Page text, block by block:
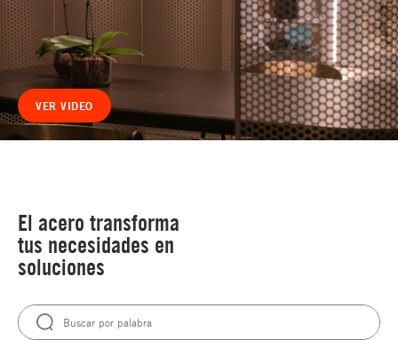
VER VIDEO
El acero transforma
tus necesidades en
soluciones